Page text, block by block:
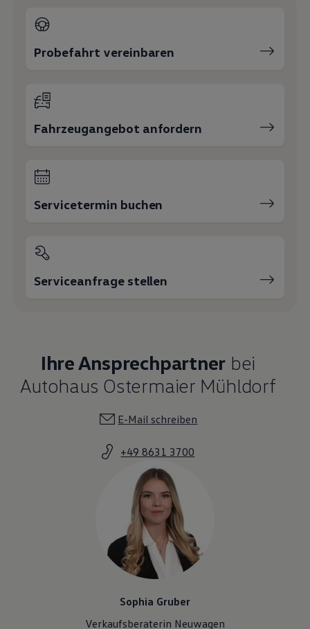
Probefahrt vereinbaren
Fahrzeugangebot anfordern
Servicetermin buchen
Serviceanfrage stellen
Ihre Ansprechpartner bei
Autohaus Ostermaier Mühldorf
E-Mail schreiben
+49 8631 3700
Sophia Gruber
Verkaufsberaterin Neuwagen